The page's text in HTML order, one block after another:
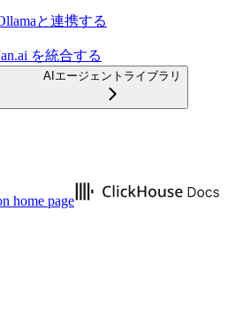
と連携する
を統合する
AIエージェントライブラリ
home page